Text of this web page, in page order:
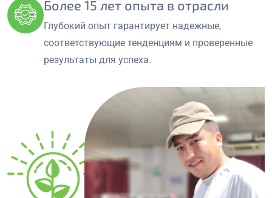
Более 15 лет опыта в отрасли
Глубокий опыт гарантирует надежные,
соответствующие тенденциям и проверенные
результаты для успеха.